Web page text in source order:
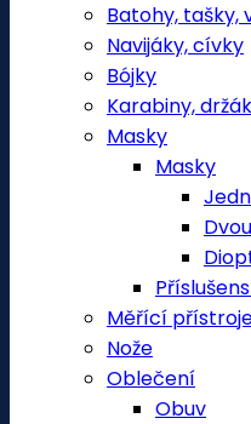
Batohy, tašky,
Navijáky, cívky
Bójky
Karabiny,
Masky
Masky
Měřící
Nože
Oblečení
Obuv